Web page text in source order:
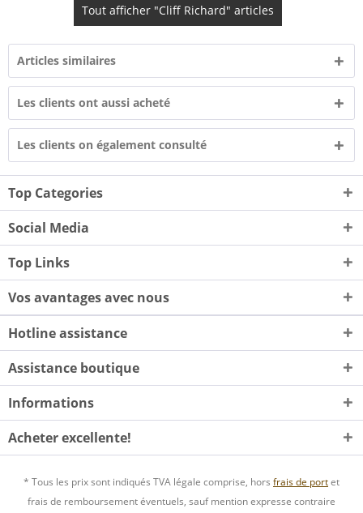
Tout afficher "Cliff Richard" articles
Articles similaires
Les clients ont aussi acheté
Les clients on également consulté
Top Categories
Social Media
Top Links
Vos avantages avec nous
Hotline assistance
Assistance boutique
Informations
Acheter excellente!
* Tous les prix sont indiqués TVA légale comprise, hors frais de portet
frais de remboursement éventuels, sauf mention expresse contraire